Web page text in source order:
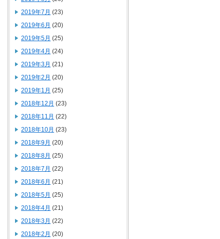
2019年7月 (23)
2019年6月 (20)
2019年5月 (25)
2019年4月 (24)
2019年3月 (21)
2019年2月 (20)
2019年1月 (25)
2018年12月 (23)
2018年11月 (22)
2018年10月 (23)
2018年9月 (20)
2018年8月 (25)
2018年7月 (22)
2018年6月 (21)
2018年5月 (25)
2018年4月 (21)
2018年3月 (22)
2018年2月 (20)